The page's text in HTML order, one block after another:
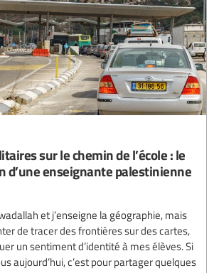
sur le chemin de l’école : le
d’une enseignante palestinienne
et j’enseigne la géographie, mais
de tracer des frontières sur des cartes,
un sentiment d’identité à mes élèves. Si
aujourd’hui, c’est pour partager quelques